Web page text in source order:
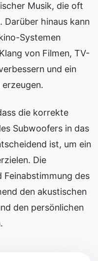
Musik, die oft
Darüber hinaus kann
Systemen
von Filmen, TV-
und ein
die korrekte
Subwoofers in das
ist, um ein
Die
Feinabstimmung des
den akustischen
den persönlichen